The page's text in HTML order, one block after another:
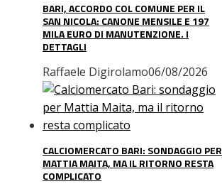
BARI, ACCORDO COL COMUNE PER IL
SAN NICOLA: CANONE MENSILE E 197
MILA EURO DI MANUTENZIONE. I
DETTAGLI
Raffaele Digirolamo06/08/2026
CALCIOMERCATO BARI: SONDAGGIO PER
MATTIA MAITA, MA IL RITORNO RESTA
COMPLICATO